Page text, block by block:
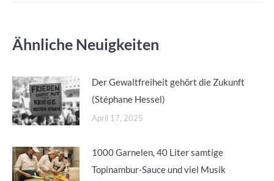
Ähnliche Neuigkeiten
Der Gewaltfreiheit gehört die Zukunft
(Stéphane Hessel)
April 17, 2025
1000 Garnelen, 40 Liter samtige
Topinambur-Sauce und viel Musik